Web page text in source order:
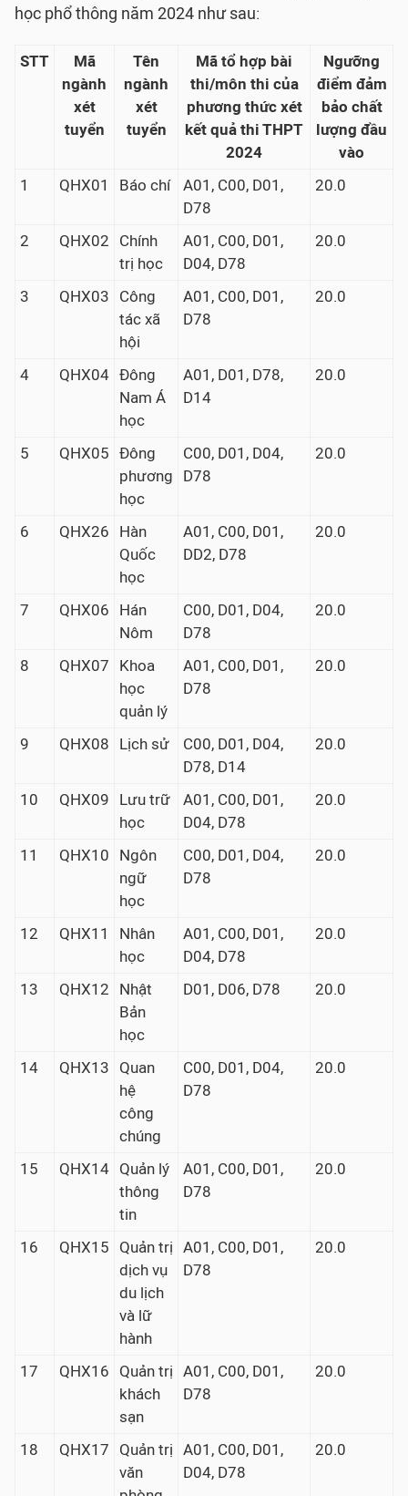
học phổ thông năm 2024 như sau:
STT
Mã
ngành
xét
tuyển
Tên
ngành
xét
tuyển
Mã tổ hợp bài
thi/môn thi của
phương thức xét
kết quả thi THPT
2024
Ngưỡng
điểm đảm
bảo chất
lượng đầu
vào
1
QHX01 Báo chí
A01, C00, D01,
D78
20.0
2 QHX02
Chính
trị học
A01, C00, D01,
D04, D78
20.0
3 QHX03
Công
tác xã
hội
A01, C00, D01,
D78
20.0
4 QHX04 Đông
Nam Á
học
A01, D01, D78,
D14
20.0
5 QHX05 Đông
phương
học
C00, D01, D04,
D78
20.0
6 QHX26
Hàn
Quốc
học
A01, C00, D01,
DD2, D78
20.0
7 QHX06
Hán
Nôm
C00, D01, D04,
D78
20.0
8 QHX07
Khoa
học
quản lý
A01, C00, D01,
D78
20.0
9 QHX08 Lịch sử
C00, D01, D04,
D78, D14
20.0
10 QHX09
Lưu trữ
học
A01, C00, D01,
D04, D78
20.0
11 QHX10
Ngôn
ngữ
học
C00, D01, D04,
D78
20.0
12 QHX11
Nhân
học
A01, C00, D01,
D04, D78
20.0
13 QHX12
Nhật
Bản
học
D01, D06, D78 20.0
14 QHX13
Quan
hệ
công
chúng
C00, D01, D04,
D78
20.0
15 QHX14 Quản lý
thông
tin
A01, C00, D01,
D78
20.0
16 QHX15
Quản trị
dịch vụ
du lịch
và lữ
hành
A01, C00, D01,
D78
20.0
17 QHX16
Quản trị
khách
sạn
A01, C00, D01,
D78
20.0
18 QHX17
Quản trị
văn
A01, C00, D01,
D04, D78
20.0